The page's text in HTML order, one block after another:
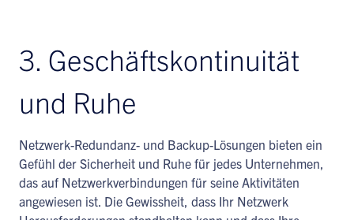
3. Geschäftskontinuität
und Ruhe
Netzwerk-Redundanz- und Backup-Lösungen bieten ein
Gefühl der Sicherheit und Ruhe für jedes Unternehmen,
das auf Netzwerkverbindungen für seine Aktivitäten
angewiesen ist. Die Gewissheit, dass Ihr Netzwerk